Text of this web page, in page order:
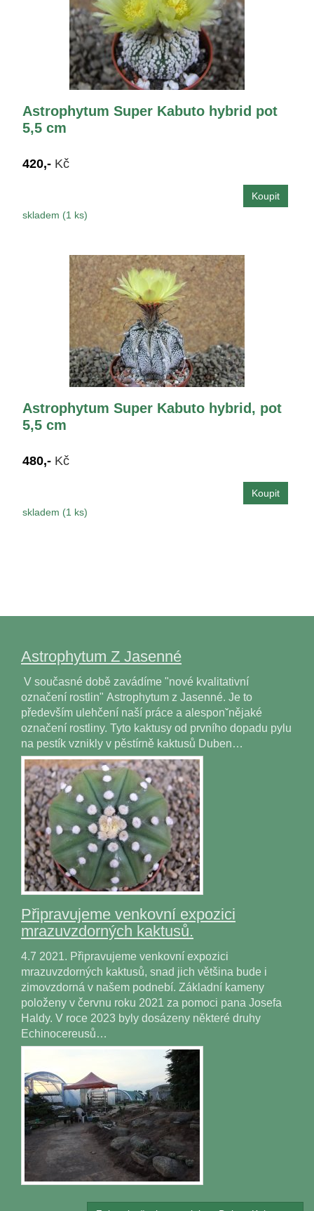
Astrophytum Super Kabuto hybrid pot
5,5 cm
420,- Kč
skladem (1 ks)
Astrophytum Super Kabuto hybrid, pot
5,5 cm
480,- Kč
skladem (1 ks)
Astrophytum Z Jasenné
V současné době zavádíme "nové kvalitativní
označení rostlin" Astrophytum z Jasenné. Je to
především ulehčení naší práce a alesponˇnějaké
označení rostliny. Tyto kaktusy od prvního dopadu pylu
na pestík vznikly v pěstírně kaktusů Duben…
Připravujeme venkovní expozici
mrazuvzdorných kaktusů.
4.7 2021. Připravujeme venkovní expozici
mrazuvzdorných kaktusů, snad jich většina bude i
zimovzdorná v našem podnebí. Základní kameny
položeny v červnu roku 2021 za pomoci pana Josefa
Haldy. V roce 2023 byly dosázeny některé druhy
Echinocereusů…